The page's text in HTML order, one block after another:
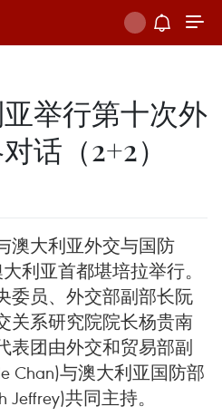
举行第十次外
话（2+2）
澳大利亚外交与国防
利亚首都堪培拉举行。
委员、外交部副部长阮
关系研究院院长杨贵南
表团由外交和贸易部副
Chan)与澳大利亚国防部
共同主持。